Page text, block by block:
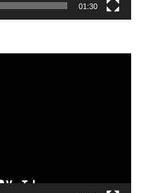
01:30